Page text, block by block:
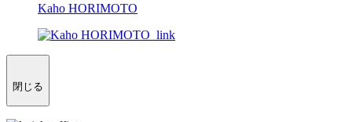
Kaho HORIMOTO
閉じる